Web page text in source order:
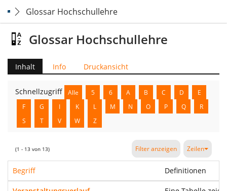
Glossar Hochschullehre
Glossar Hochschullehre
Inhalt Info Druckansicht
Schnellzugriff Alle 5 6 A B C D
E
F
G I K L M N O P Q
R
S
T V W Z
(1 - 13 von 13) Filter anzeigen Zeilen
Begriff Definitionen